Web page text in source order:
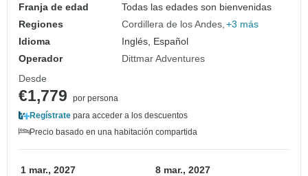
Franja de edad
Todas las edades son bienvenidas
Regiones
Cordillera de los Andes +3 más
Idioma
Inglés, Español
Operador
Dittmar Adventures
Desde
€1,779
por persona
Regístrate para acceder a los descuentos
Precio basado en una habitación compartida
1 mar., 2027 8 mar., 2027